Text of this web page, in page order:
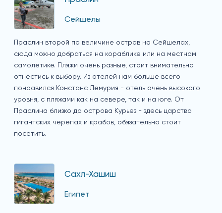
Сейшелы
Праслин второй по величине остров на Сейшелах,
сюда можно добраться на кораблике или на местном
самолетике. Пляжи очень разные, стоит внимательно
отнестись к выбору. Из отелей нам больше всего
понравился Констанс Лемурия - отель очень высокого
уровня, с пляжами как на севере, так и на юге. От
Праслина близко до острова Курьез - здесь царство
гигантских черепах и крабов, обязательно стоит
посетить.
Сахл-Хашиш
Египет